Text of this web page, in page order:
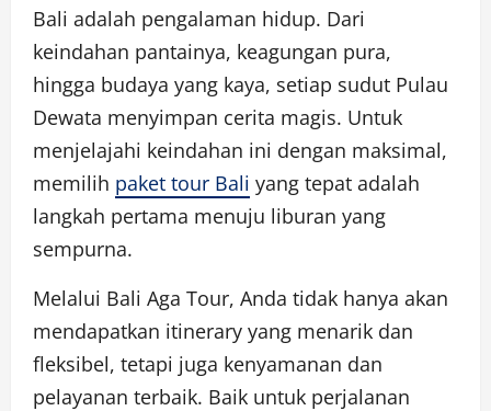
Bali adalah pengalaman hidup. Dari
keindahan pantainya, keagungan pura,
hingga budaya yang kaya, setiap sudut Pulau
Dewata menyimpan cerita magis. Untuk
menjelajahi keindahan ini dengan maksimal,
memilih paket tour Bali yang tepat adalah
langkah pertama menuju liburan yang
sempurna.
Melalui Bali Aga Tour, Anda tidak hanya akan
mendapatkan itinerary yang menarik dan
fleksibel, tetapi juga kenyamanan dan
pelayanan terbaik. Baik untuk perjalanan